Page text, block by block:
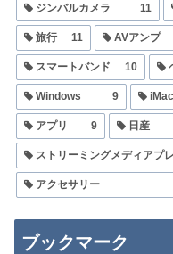
ジンバルカメラ 11
旅行 11 AVアンプ
スマートバンド 10
Windows 9 iMac
アプリ 9 日産
ストリーミングメディアプ
アクセサリー
ブックマーク